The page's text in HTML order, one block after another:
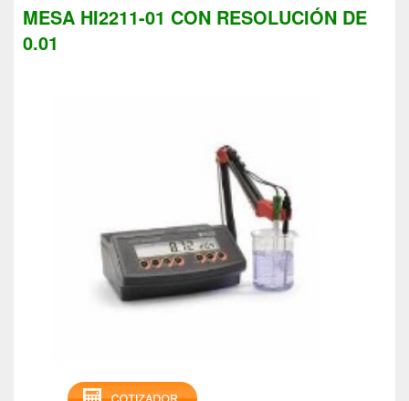
MESA HI2211-01 CON RESOLUCIÓN DE
0.01